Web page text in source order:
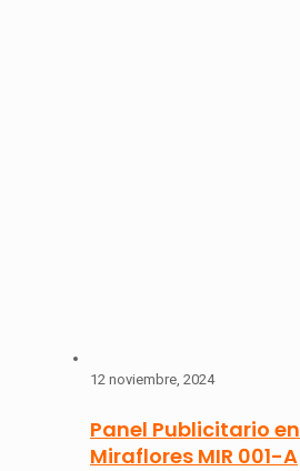
12 noviembre, 2024
Panel Publicitario en
Miraflores MIR 001-A